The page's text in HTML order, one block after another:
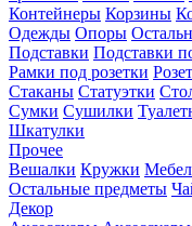
Контейнеры Корзины
Одежды Опоры
Подставки Подставки
Рамки под розетки
Стаканы Статуэтки
Сумки Сушилки
Шкатулки
Прочее
Вешалки Кружки
Остальные предметы
Декор